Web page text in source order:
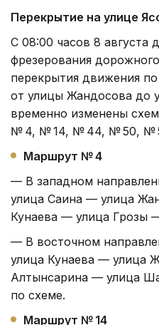
Перекрытие на улице
С 08:00 часов 8 августа
фрезерования
перекрытия движения
от улицы Жандосова до
временно изменены
№ 4, № 14, № 44, № 50, №
Маршрут № 4
— В западном
улица Саина — улица
Кунаева — улица Грозы
— В восточном
улица Кунаева — улица
Алтынсарина — улица
по схеме.
Маршрут № 14